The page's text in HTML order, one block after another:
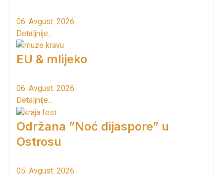
06. Avgust. 2026.
Detaljnije...
EU & mlijeko
06. Avgust. 2026.
Detaljnije...
Održana ”Noć dijaspore” u
Ostrosu
05. Avgust. 2026.